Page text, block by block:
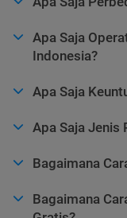
Apa Saja
Indonesia?
Apa Saja
Apa Saja Jenis
Bagaimana
Bagaimana